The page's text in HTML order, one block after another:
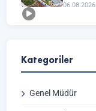
06.08.2026
Kategoriler
Genel Müdür